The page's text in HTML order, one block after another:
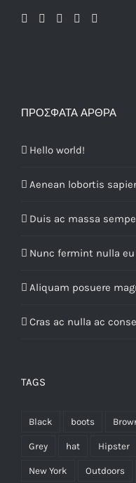
ΠΡΌΣΦΑΤΑ ΆΡΘΡΑ
Hello world!
Aenean lobortis
Duis ac massa
Nunc fermint nulla
Aliquam posuere
Cras ac nulla ac
TAGS
Black boots
Grey hat Hipster
New York Outdoors